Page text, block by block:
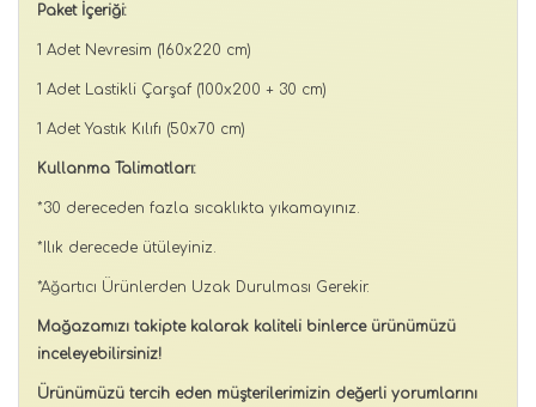
Paket İçeriği:
1 Adet Nevresim (160x220 cm)
1 Adet Lastikli Çarşaf (100x200 + 30 cm)
1 Adet Yastık Kılıfı (50x70 cm)
Kullanma Talimatları:
*30 dereceden fazla sıcaklıkta yıkamayınız.
*Ilık derecede ütüleyiniz.
*Ağartıcı Ürünlerden Uzak Durulması Gerekir.
Mağazamızı takipte kalarak kaliteli binlerce ürünümüzü
inceleyebilirsiniz!
Ürünümüzü tercih eden müşterilerimizin değerli yorumlarını